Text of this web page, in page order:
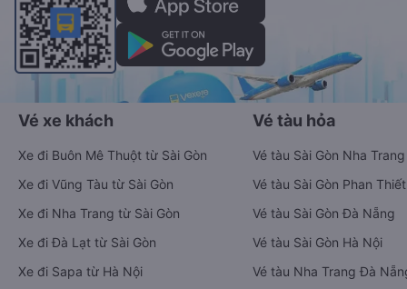
Vé xe khách
Xe đi Buôn Mê Thuột từ Sài Gòn
Xe đi Vũng Tàu từ Sài Gòn
Xe đi Nha Trang từ Sài Gòn
Xe đi Đà Lạt từ Sài Gòn
Xe đi Sapa từ Hà Nội
Vé tàu hỏa
Vé tàu Sài Gòn Nha Trang
Vé tàu Sài Gòn Phan Thiết
Vé tàu Sài Gòn Đà Nẵng
Vé tàu Sài Gòn Hà Nội
Vé tàu Nha Trang Đà